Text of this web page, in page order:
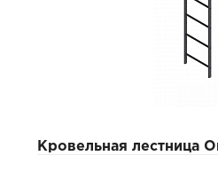
Кровельная лестница